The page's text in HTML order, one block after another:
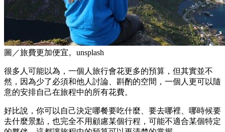
圖／旅費更加便宜。unsplash
很多人可能以為，一個人旅行會花更多的預算，但其實並不
然，因為少了必須和他人討論、斟酌的空間，一個人更可以隨
意的安排自己在旅程中的所有花費。
好比說，你可以自己決定哪餐要吃什麼、要去哪裡、哪時候要
去什麼景點，也完全不用顧慮某個行程，可能不適合某個特定